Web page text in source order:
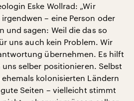
Eske Wollrad: „Wir
– eine Person oder
und sagen: Weil die das so
uns auch kein Problem. Wir
übernehmen. Es hilft
selber positionieren. Selbst
kolonisierten Ländern
Seiten – vielleicht stimmt